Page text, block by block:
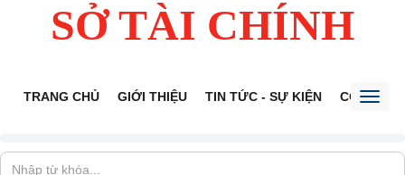
SỞ TÀI CHÍNH
TRANG CHỦ GIỚI THIỆU TIN TỨC - SỰ KIỆN CÔNG